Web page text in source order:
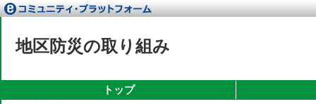
地区防災の取り組み
トップ